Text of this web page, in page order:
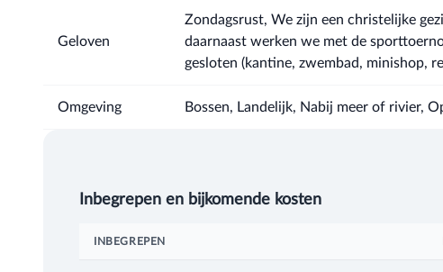
Geloven
Zondagsrust, We zijn een christelijke
daarnaast werken we met de
gesloten (kantine, zwembad, minishop,
Omgeving Bossen, Landelijk, Nabij meer of rivier,
Inbegrepen en bijkomende kosten
INBEGREPEN